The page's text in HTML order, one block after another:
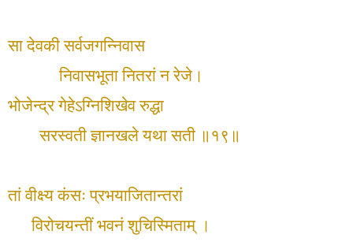
सा देवकी सर्वजगन्निवास
निवासभूता नितरां न रेजे।
भोजेन्द्र गेहेऽग्निशिखेव रुद्धा
सरस्वती ज्ञानखले यथा सती ॥१९॥
तां वीक्ष्य कंसः प्रभयाजितान्तरां
विरोचयन्तीं भवनं शुचिस्मिताम् ।